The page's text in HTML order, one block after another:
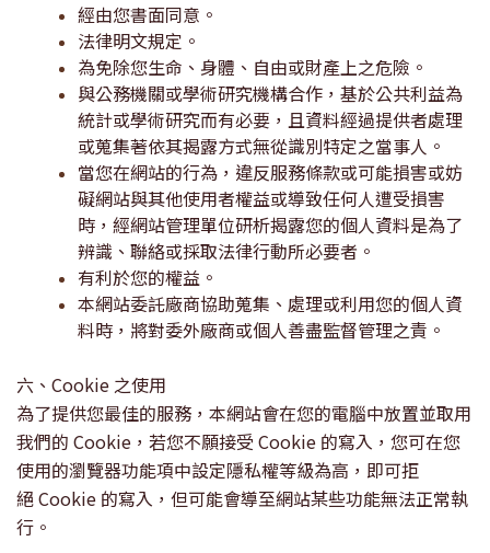
經由您書面同意。
法律明文規定。
為免除您生命、身體、自由或財產上之危險。
與公務機關或學術研究機構合作，基於公共利益為
統計或學術研究而有必要，且資料經過提供者處理
或蒐集著依其揭露方式無從識別特定之當事人。
當您在網站的行為，違反服務條款或可能損害或妨
礙網站與其他使用者權益或導致任何人遭受損害
時，經網站管理單位研析揭露您的個人資料是為了
辨識、聯絡或採取法律行動所必要者。
有利於您的權益。
本網站委託廠商協助蒐集、處理或利用您的個人資
料時，將對委外廠商或個人善盡監督管理之責。
六、 Cookie 之使用
為了提供您最佳的服務，本網站會在您的電腦中放置並取用
我們的 Cookie ，若您不願接受 Cookie 的寫入，您可在您
使用的瀏覽器功能項中設定隱私權等級為高，即可拒
絕Cookie 的寫入，但可能會導至網站某些功能無法正常執
行。